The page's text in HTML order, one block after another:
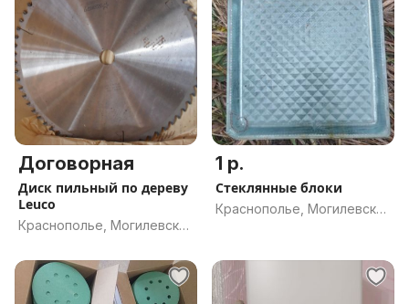
Договорная
Диск пильный по дереву
Leuco
Краснополье, Могилевская
1 р.
Стеклянные блоки
Краснополье, Могилевская